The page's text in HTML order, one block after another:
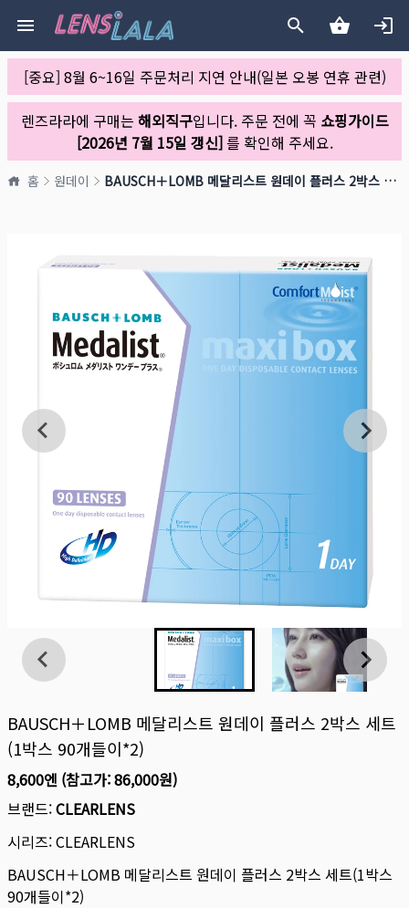
[중요] 8월 6~16일 주문처리 지연 안내(일본 오봉 연휴 관련)
렌즈라라에 구매는 해외직구입니다. 주문 전에 꼭 쇼핑가이드
[2026년 7월 15일 갱신]를 확인해 주세요.
홈 원데이 BAUSCH＋LOMB 메달리스트 원데이 플러스 2박스 세트(1박스 90개들이*2)
BAUSCH＋LOMB 메달리스트 원데이 플러스 2박스 세트
(1박스 90개들이*2)
8,600엔 (참고가:86,000원)
브랜드:CLEARLENS
시리즈:CLEARLENS
BAUSCH＋LOMB 메달리스트 원데이 플러스 2박스 세트(1박스
90개들이*2)